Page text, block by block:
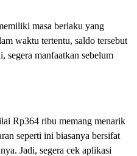
masa berlaku yang
waktu tertentu, saldo tersebut
segera manfaatkan sebelum
Rp364 ribu memang menarik
seperti ini biasanya bersifat
Jadi, segera cek aplikasi